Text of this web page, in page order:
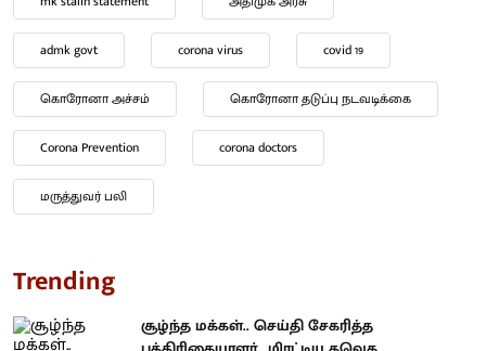
admk govt corona virus covid 19
கொரோனா அச்சம் கொரோனா தடுப்பு நடவடிக்கை
Corona Prevention corona doctors
மருத்துவர் பலி
Trending
சூழ்ந்த மக்கள்.. செய்தி சேகரித்த